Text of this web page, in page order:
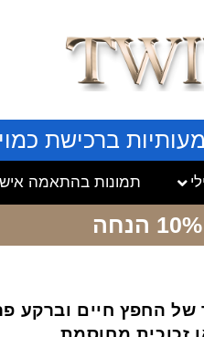
ברכישת
תמונות בהתאמה
ציור של החפץ חיים